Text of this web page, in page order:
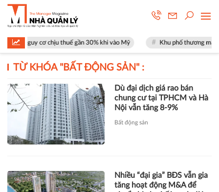
nguy cơ chịu thuế gần 30% khi vào Mỹ Khu phố thương mại
TỪ KHÓA " BẤT ĐỘNG SẢN " :
Dù đại dịch giá rao bán
chung cư tại TPHCM và Hà
Nội vẫn tăng 8-9%
Bất động sản
Nhiều “đại gia” BĐS vẫn gia
tăng hoạt động M&A để